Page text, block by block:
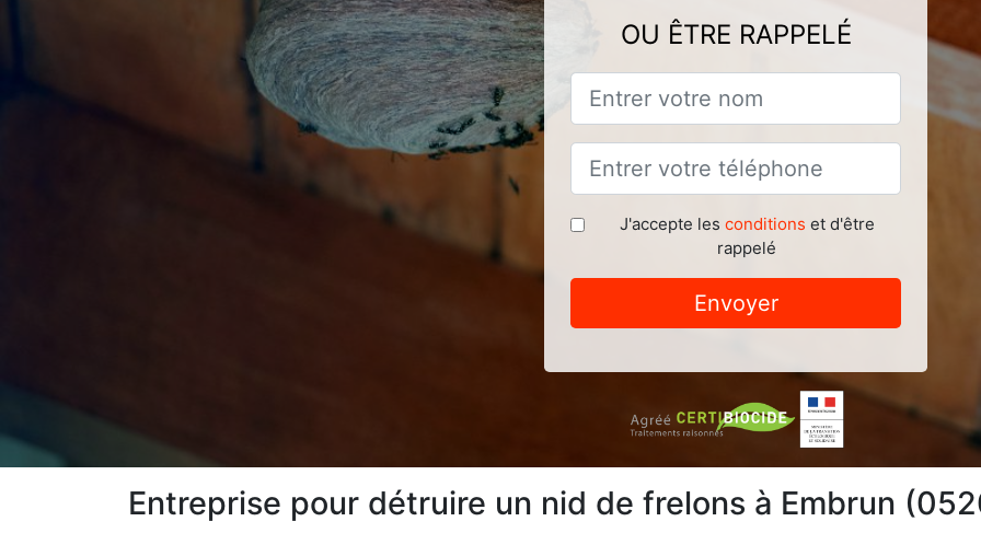
OU ÊTRE RAPPELÉ
J'accepte les conditions et d'être
rappelé
Envoyer
Entreprise pour détruire un nid de frelons à Embrun